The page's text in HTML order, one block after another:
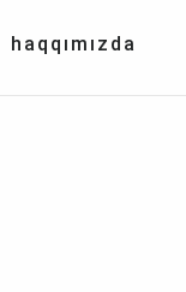
haqqımızda